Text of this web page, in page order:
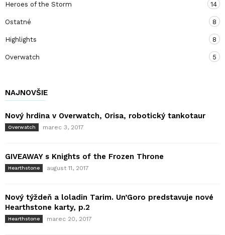
Heroes of the Storm 14
Ostatné 8
Highlights 8
Overwatch 5
NAJNOVŠIE
Nový hrdina v Overwatch, Orisa, robotický tankotaur
Overwatch marec 3, 2017
GIVEAWAY s Knights of the Frozen Throne
Hearthstone august 11, 2017
Nový týždeň a loladin Tarim. Un’Goro predstavuje nové
Hearthstone karty, p.2
Hearthstone marec 20, 2017